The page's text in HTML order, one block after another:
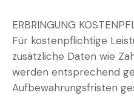
ERBRINGUNG
Für kostenpflichtige
zusätzliche Daten wie
werden entsprechend
Aufbewahrungsfristen